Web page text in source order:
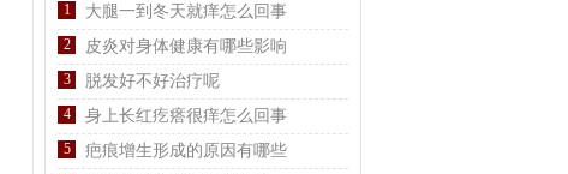
1 大腿一到冬天就痒怎么回事
2 皮炎对身体健康有哪些影响
3 脱发好不好治疗呢
4 身上长红疙瘩很痒怎么回事
5 疤痕增生形成的原因有哪些